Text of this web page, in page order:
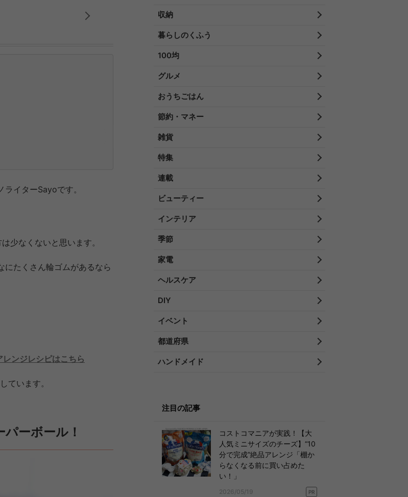
イターSayoです。
少なくないと思います。
にたくさん輪ゴムがあるなら
ンジレシピはこちら
ています。
ーボール！
収納
暮らしのくふう
100均
グルメ
おうちごはん
節約・マネー
雑貨
特集
連載
ビューティー
インテリア
季節
家電
ヘルスケア
DIY
イベント
都道府県
ハンドメイド
注目の記事
コストコマニアが実践！【大
人気ミニサイズのチーズ】“10
分で完成”絶品アレンジ「棚か
らなくなる前に買い占めた
い！」
2026/05/19 PR